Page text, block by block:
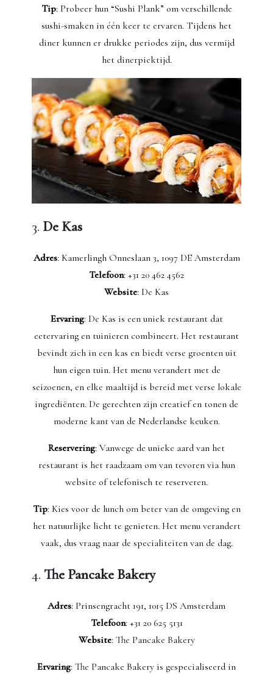
Tip: Probeer hun “Sushi Plank” om verschillende
sushi-smaken in één keer te ervaren. Tijdens het
diner kunnen er drukke periodes zijn, dus vermijd
het dinerpiektijd.
3. De Kas
Adres: Kamerlingh Onneslaan 3, 1097 DE Amsterdam
Telefoon: +31 20 462 4562
Website: De Kas
Ervaring: De Kas is een uniek restaurant dat
eetervaring en tuinieren combineert. Het restaurant
bevindt zich in een kas en biedt verse groenten uit
hun eigen tuin. Het menu verandert met de
seizoenen, en elke maaltijd is bereid met verse lokale
ingrediënten. De gerechten zijn creatief en tonen de
moderne kant van de Nederlandse keuken.
Reservering: Vanwege de unieke aard van het
restaurant is het raadzaam om van tevoren via hun
website of telefonisch te reserveren.
Tip: Kies voor de lunch om beter van de omgeving en
het natuurlijke licht te genieten. Het menu verandert
vaak, dus vraag naar de specialiteiten van de dag.
4. The Pancake Bakery
Adres: Prinsengracht 191, 1015 DS Amsterdam
Telefoon: +31 20 625 5131
Website: The Pancake Bakery
Ervaring: The Pancake Bakery is gespecialiseerd in